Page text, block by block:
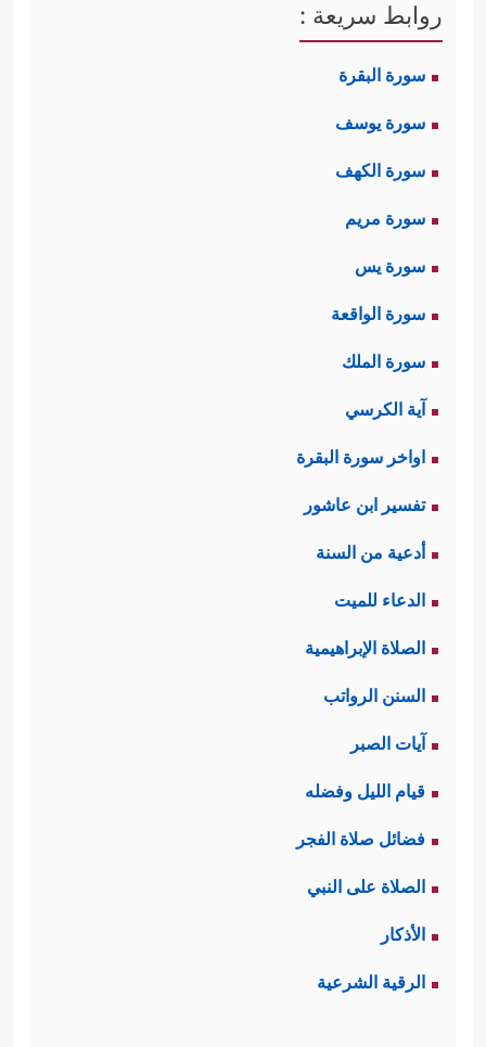
روابط سريعة :
سورة البقرة
سورة يوسف
سورة الكهف
سورة مريم
سورة يس
سورة الواقعة
سورة الملك
آية الكرسي
اواخر سورة البقرة
تفسير ابن عاشور
أدعية من السنة
الدعاء للميت
الصلاة الإبراهيمية
السنن الرواتب
آيات الصبر
قيام الليل وفضله
فضائل صلاة الفجر
الصلاة على النبي
الأذكار
الرقية الشرعية